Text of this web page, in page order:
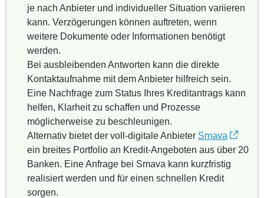
je nach Anbieter und individueller Situation variieren
kann. Verzögerungen können auftreten, wenn
weitere Dokumente oder Informationen benötigt
werden.
Bei ausbleibenden Antworten kann die direkte
Kontaktaufnahme mit dem Anbieter hilfreich sein.
Eine Nachfrage zum Status Ihres Kreditantrags kann
helfen, Klarheit zu schaffen und Prozesse
möglicherweise zu beschleunigen.
Alternativ bietet der voll-digitale Anbieter Smava
ein breites Portfolio an Kredit-Angeboten aus über 20
Banken. Eine Anfrage bei Smava kann kurzfristig
realisiert werden und für einen schnellen Kredit
sorgen.